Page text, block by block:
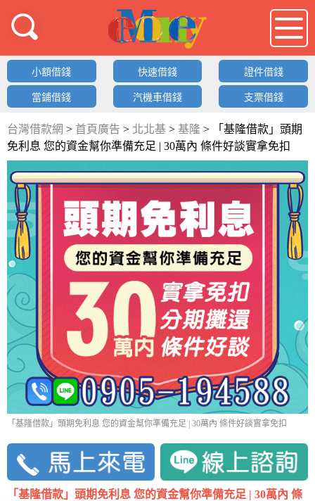
借錢LOGO
小額借錢 快速借錢 證件借錢
當鋪借錢 汽機車借錢 支票借錢
台灣借款網 > 首頁廣告 > 北北基 > 基隆 >
「基隆借款」頭期
免利息 您的資金幫你準備充足 | 30萬內 條件好談實拿免扣
「基隆借款」頭期免利息 您的資金幫你準備充足 | 30萬內 條件好談實拿免扣
「基隆借款」頭期免利息 您的資金幫你準備充足 | 30萬內 條